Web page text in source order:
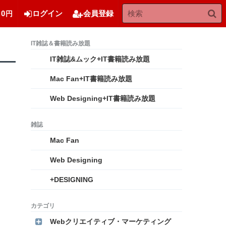
0 円 ログイン 会員登録
IT雑誌&ムック+IT書籍読み放題
Mac Fan+IT書籍読み放題
Web Designing+IT書籍読み放題
Mac Fan
Web Designing
+DESIGNING
Webクリエイティブ・マーケティング